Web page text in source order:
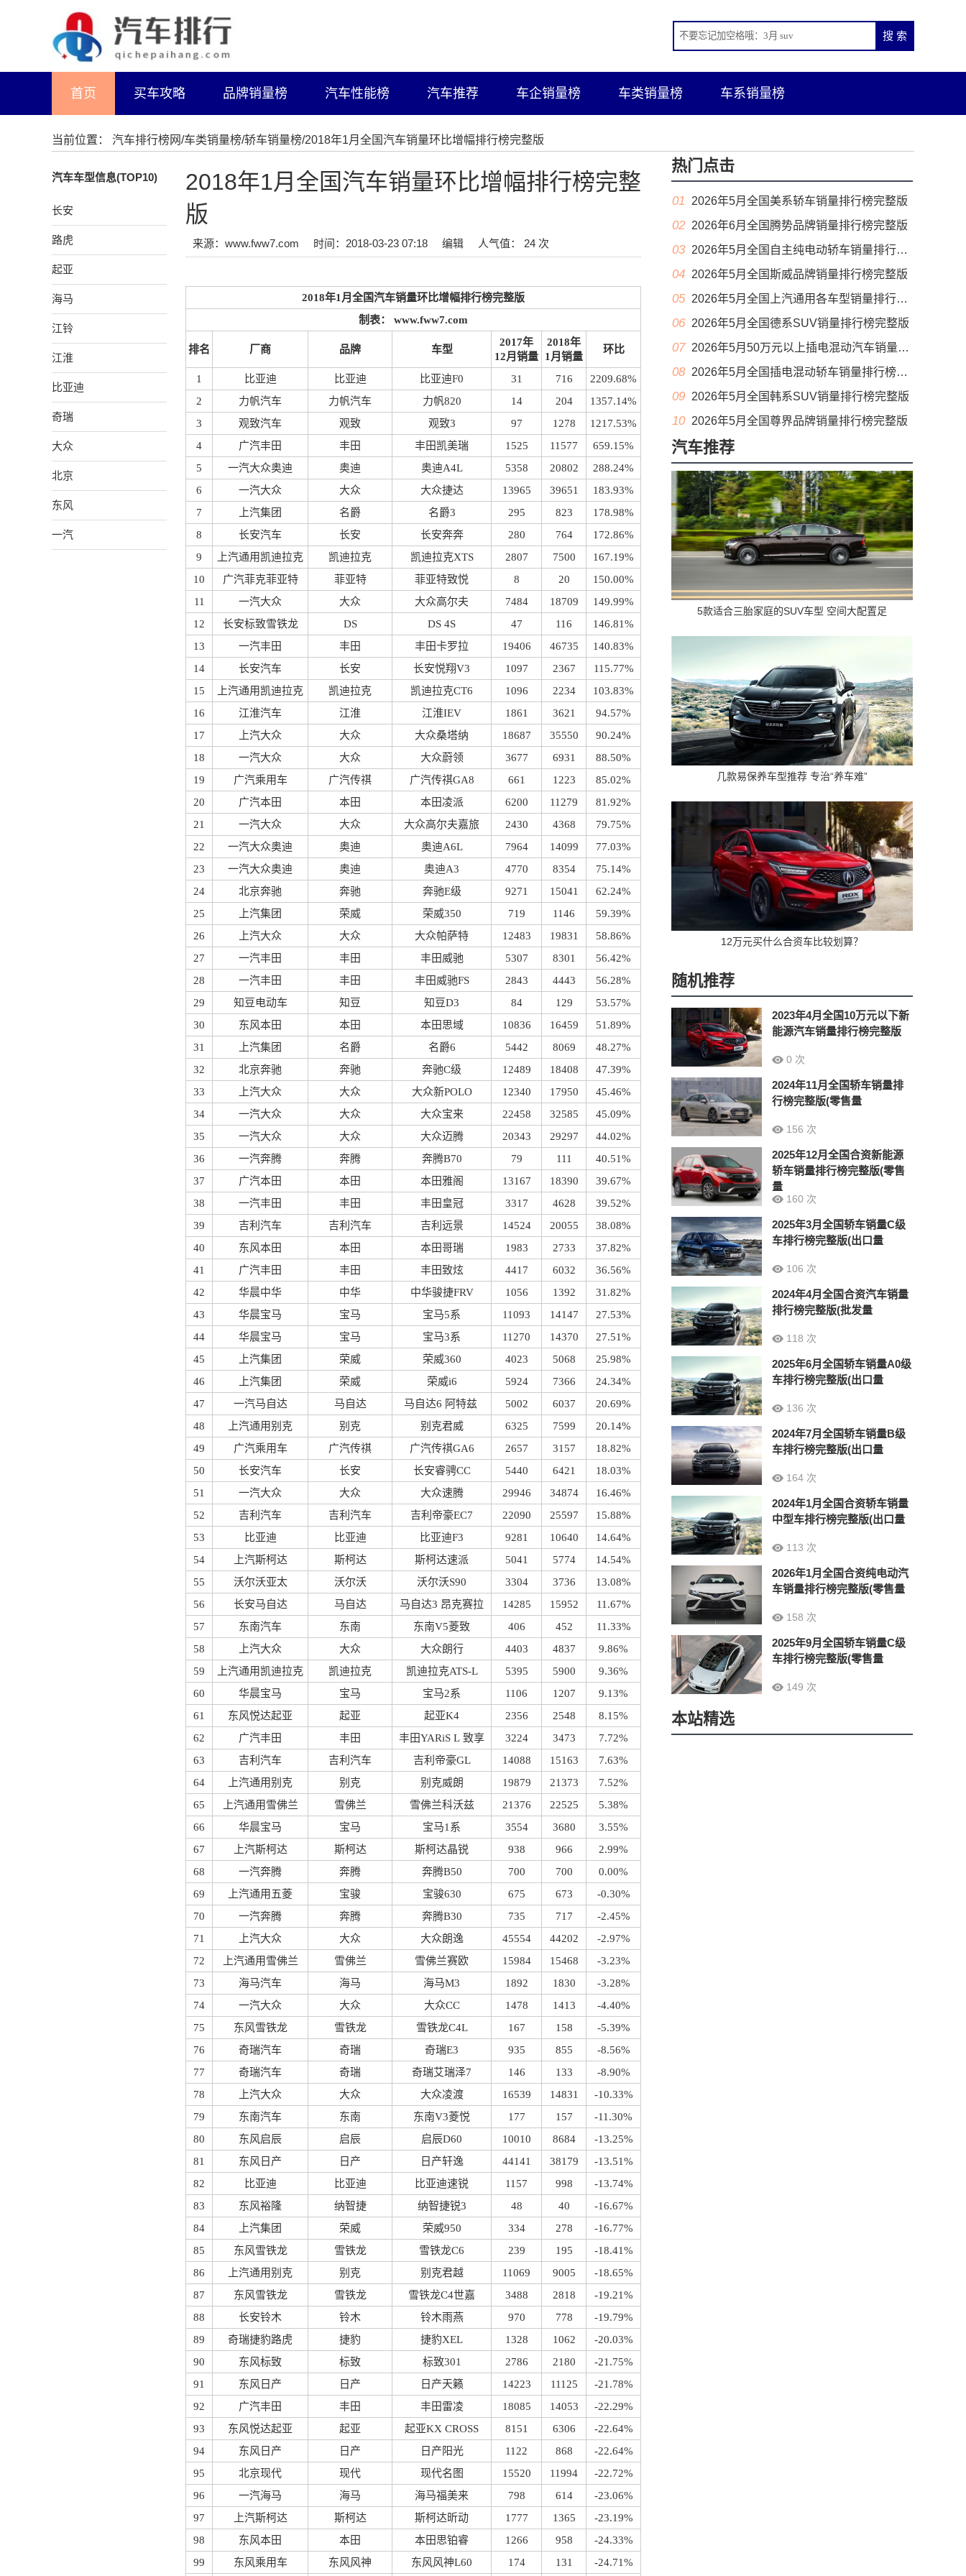
首页 买车攻略 品牌销量榜 汽车性能榜 汽车推荐 车企销量榜 车类销量榜 车系销量榜
当前位置： 汽车排行榜网/车类销量榜/轿车销量榜/2018年1月全国汽车销量环比增幅排行榜完整版
汽车车型信息(TOP10)
长安
路虎
起亚
海马
江铃
江淮
比亚迪
奇瑞
大众
北京
东风
一汽
2018年1月全国汽车销量环比增幅排行榜完整
版
来源：www.fww7.com 时间：2018-03-23 07:18 编辑 人气值： 24 次
2018年1月全国汽车销量环比增幅排行榜完整版
制表： www.fww7.com
排名 厂商 品牌 车型
2017年
12月销量
2018年
1月销量
环比
1 比亚迪 比亚迪 比亚迪F0 31 716
2209.68%
2
力帆汽车 力帆汽车 力帆820 14 204
1357.14%
3
观致汽车 观致 观致3 97 1278
1217.53%
4
广汽丰田 丰田 丰田凯美瑞 1525 11577
659.15%
5
一汽大众奥迪 奥迪 奥迪A4L 5358 20802
288.24%
6
一汽大众 大众 大众捷达 13965 39651
183.93%
7
上汽集团 名爵 名爵3 295 823
178.98%
8
长安汽车 长安 长安奔奔 280 764
172.86%
9
上汽通用凯迪拉克 凯迪拉克 凯迪拉克XTS 2807 7500
167.19%
10
广汽菲克菲亚特 菲亚特 菲亚特致悦 8 20
150.00%
11
一汽大众 大众 大众高尔夫 7484 18709
149.99%
12
长安标致雪铁龙 DS DS 4S 47 116
146.81%
13
一汽丰田 丰田 丰田卡罗拉 19406 46735
140.83%
14
长安汽车 长安 长安悦翔V3 1097 2367
115.77%
15
上汽通用凯迪拉克 凯迪拉克 凯迪拉克CT6 1096 2234
103.83%
16
江淮汽车 江淮 江淮IEV 1861 3621
94.57%
17
上汽大众 大众 大众桑塔纳 18687 35550
90.24%
18
一汽大众 大众 大众蔚领 3677 6931
88.50%
19
广汽乘用车 广汽传祺 广汽传祺GA8 661 1223
85.02%
20
广汽本田 本田 本田凌派 6200 11279
81.92%
21
一汽大众 大众 大众高尔夫嘉旅 2430 4368
79.75%
22
一汽大众奥迪 奥迪 奥迪A6L 7964 14099
77.03%
23
一汽大众奥迪 奥迪 奥迪A3 4770 8354
75.14%
24
北京奔驰 奔驰 奔驰E级 9271 15041
62.24%
25
上汽集团 荣威 荣威350 719 1146
59.39%
26
上汽大众 大众 大众帕萨特 12483 19831
58.86%
27
一汽丰田 丰田 丰田威驰 5307 8301
56.42%
28
一汽丰田 丰田 丰田威驰FS 2843 4443
56.28%
29
知豆电动车 知豆 知豆D3 84 129
53.57%
30
东风本田 本田 本田思域 10836 16459
51.89%
31
上汽集团 名爵 名爵6 5442 8069
48.27%
32
北京奔驰 奔驰 奔驰C级 12489 18408
47.39%
33
上汽大众 大众 大众新POLO 12340 17950
45.46%
34
一汽大众 大众 大众宝来 22458 32585
45.09%
35
一汽大众 大众 大众迈腾 20343 29297
44.02%
36
一汽奔腾 奔腾 奔腾B70 79 111
40.51%
37
广汽本田 本田 本田雅阁 13167 18390
39.67%
38
一汽丰田 丰田 丰田皇冠 3317 4628
39.52%
39
吉利汽车 吉利汽车 吉利远景 14524 20055
38.08%
40
东风本田 本田 本田哥瑞 1983 2733
37.82%
41
广汽丰田 丰田 丰田致炫 4417 6032
36.56%
42
华晨中华 中华 中华骏捷FRV 1056 1392
31.82%
43
华晨宝马 宝马 宝马5系 11093 14147
27.53%
44
华晨宝马 宝马 宝马3系 11270 14370
27.51%
45
上汽集团 荣威 荣威360 4023 5068
25.98%
46
上汽集团 荣威 荣威i6 5924 7366
24.34%
47
一汽马自达 马自达 马自达6 阿特兹 5002 6037
20.69%
48
上汽通用别克 别克 别克君威 6325 7599
20.14%
49
广汽乘用车 广汽传祺 广汽传祺GA6 2657 3157
18.82%
50
长安汽车 长安 长安睿骋CC 5440 6421
18.03%
51
一汽大众 大众 大众速腾 29946 34874
16.46%
52
吉利汽车 吉利汽车 吉利帝豪EC7 22090 25597
15.88%
53
比亚迪 比亚迪 比亚迪F3 9281 10640
14.64%
54
上汽斯柯达 斯柯达 斯柯达速派 5041 5774
14.54%
55
沃尔沃亚太 沃尔沃 沃尔沃S90 3304 3736
13.08%
56
长安马自达 马自达 马自达3 昂克赛拉 14285 15952
11.67%
57
东南汽车 东南 东南V5菱致 406 452
11.33%
58
上汽大众 大众 大众朗行 4403 4837
9.86%
59
上汽通用凯迪拉克 凯迪拉克 凯迪拉克ATS-L 5395 5900
9.36%
60
华晨宝马 宝马 宝马2系 1106 1207
9.13%
61
东风悦达起亚 起亚 起亚K4 2356 2548
8.15%
62
广汽丰田 丰田 丰田YARiS L 致享 3224 3473
7.72%
63
吉利汽车 吉利汽车 吉利帝豪GL 14088 15163
7.63%
64
上汽通用别克 别克 别克威朗 19879 21373
7.52%
65
上汽通用雪佛兰 雪佛兰 雪佛兰科沃兹 21376 22525
5.38%
66
华晨宝马 宝马 宝马1系 3554 3680
3.55%
67
上汽斯柯达 斯柯达 斯柯达晶锐 938 966
2.99%
68
一汽奔腾 奔腾 奔腾B50 700 700
0.00%
69
上汽通用五菱 宝骏 宝骏630 675 673
-0.30%
70
一汽奔腾 奔腾 奔腾B30 735 717
-2.45%
71
上汽大众 大众 大众朗逸 45554 44202
-2.97%
72
上汽通用雪佛兰 雪佛兰 雪佛兰赛欧 15984 15468
-3.23%
73
海马汽车 海马 海马M3 1892 1830
-3.28%
74
一汽大众 大众 大众CC 1478 1413
-4.40%
75
东风雪铁龙 雪铁龙 雪铁龙C4L 167 158
-5.39%
76
奇瑞汽车 奇瑞 奇瑞E3 935 855
-8.56%
77
奇瑞汽车 奇瑞 奇瑞艾瑞泽7 146 133
-8.90%
78
上汽大众 大众 大众凌渡 16539 14831
-10.33%
79
东南汽车 东南 东南V3菱悦 177 157
-11.30%
80
东风启辰 启辰 启辰D60 10010 8684
-13.25%
81
东风日产 日产 日产轩逸 44141 38179
-13.51%
82
比亚迪 比亚迪 比亚迪速锐 1157 998
-13.74%
83
东风裕隆 纳智捷 纳智捷锐3 48 40
-16.67%
84
上汽集团 荣威 荣威950 334 278
-16.77%
85
东风雪铁龙 雪铁龙 雪铁龙C6 239 195
-18.41%
86
上汽通用别克 别克 别克君越 11069 9005
-18.65%
87
东风雪铁龙 雪铁龙 雪铁龙C4世嘉 3488 2818
-19.21%
88
长安铃木 铃木 铃木雨燕 970 778
-19.79%
89
奇瑞捷豹路虎 捷豹 捷豹XEL 1328 1062
-20.03%
90
东风标致 标致 标致301 2786 2180
-21.75%
91
东风日产 日产 日产天籁 14223 11125
-21.78%
92
广汽丰田 丰田 丰田雷凌 18085 14053
-22.29%
93
东风悦达起亚 起亚 起亚KX CROSS 8151 6306
-22.64%
94
东风日产 日产 日产阳光 1122 868
-22.64%
95
北京现代 现代 现代名图 15520 11994
-22.72%
96
一汽海马 海马 海马福美来 798 614
-23.06%
97
上汽斯柯达 斯柯达 斯柯达昕动 1777 1365
-23.19%
98
东风本田 本田 本田思铂睿 1266 958
-24.33%
99
东风乘用车 东风风神 东风风神L60 174 131 -24.71%
热门点击
01 2026年5月全国美系轿车销量排行榜完整版
02 2026年6月全国腾势品牌销量排行榜完整版
03 2026年5月全国自主纯电动轿车销量排行榜完整版(出口量
04 2026年5月全国斯威品牌销量排行榜完整版
05 2026年5月全国上汽通用各车型销量排行榜完整版
06 2026年5月全国德系SUV销量排行榜完整版
07 2026年5月50万元以上插电混动汽车销量排行榜（零售量）
08 2026年5月全国插电混动轿车销量排行榜完整版(出口量
09 2026年5月全国韩系SUV销量排行榜完整版
10 2026年5月全国尊界品牌销量排行榜完整版
汽车推荐
5款适合三胎家庭的SUV车型 空间大配置足
几款易保养车型推荐 专治“养车难”
12万元买什么合资车比较划算？
随机推荐
2023年4月全国10万元以下新
能源汽车销量排行榜完整版
0 次
2024年11月全国轿车销量排
行榜完整版(零售量
156 次
2025年12月全国合资新能源
轿车销量排行榜完整版(零售
量
160 次
2025年3月全国轿车销量C级
车排行榜完整版(出口量
106 次
2024年4月全国合资汽车销量
排行榜完整版(批发量
118 次
2025年6月全国轿车销量A0级
车排行榜完整版(出口量
136 次
2024年7月全国轿车销量B级
车排行榜完整版(出口量
164 次
2024年1月全国合资轿车销量
中型车排行榜完整版(出口量
113 次
2026年1月全国合资纯电动汽
车销量排行榜完整版(零售量
158 次
2025年9月全国轿车销量C级
车排行榜完整版(零售量
149 次
本站精选